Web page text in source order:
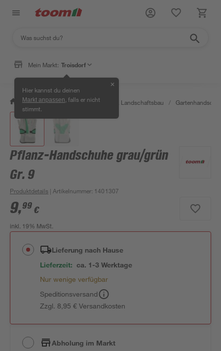
Mein Markt: Troisdorf
Hier kannst du deinen
Markt anpassen , falls er nicht
stimmt.
✕
/ Garten & Freizeit / Gartenbau & Landschaftsbau /
Pflanz-Handschuhe grau/grün
Gr. 9
Produktdetails | Artikelnummer: 1401307
9,99 €
inkl. 19% MwSt.
Lieferung nach Hause
Lieferzeit: ca. 1-3 Werktage
Nur wenige verfügbar
Speditionsversand
Zzgl. 8,95 € Versandkosten
Abholung im Markt